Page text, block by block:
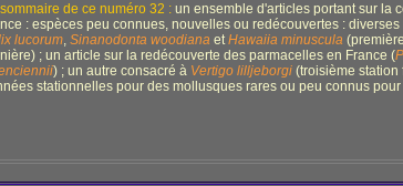
de ce numéro 32 : un ensemble d'articles portant sur la
: espèces peu connues, nouvelles ou redécouvertes :
lucorum, Sinanodonta woodiana etHawaiia minuscula
; un article sur la redécouverte des parmacelles en France (
) ; un autre consacré à Vertigo lilljeborgi (troisième
stationnelles pour des mollusques rares ou peu connus